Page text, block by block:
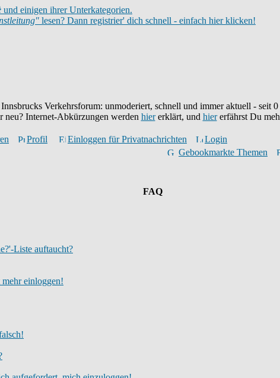
und einigen ihrer Unterkategorien.
lesen? Dann registrier' dich schnell - einfach hier klicken!
Innsbrucks Verkehrsforum: unmoderiert, schnell und immer aktuell - seit 0
Internet-Abkürzungen werden hiererklärt, und hiererfährst Du
Profil Einloggen für Privatnachrichten
Login
Gebookmarkte Themen
FAQ
Liste auftaucht?
einloggen!